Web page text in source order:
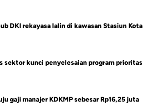
DKI rekayasa lalin di kawasan Stasiun Kota
sektor kunci penyelesaian program prioritas
gaji manajer KDKMP sebesar Rp16,25 juta